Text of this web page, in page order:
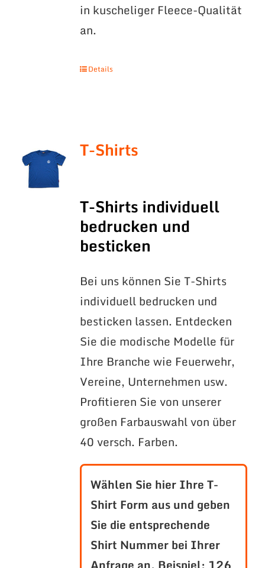
in kuscheliger Fleece-Qualität
an.
Details
T-Shirts
T-Shirts individuell
bedrucken und
besticken
Bei uns können Sie T-Shirts
individuell bedrucken und
besticken lassen. Entdecken
Sie die modische Modelle für
Ihre Branche wie Feuerwehr,
Vereine, Unternehmen usw.
Profitieren Sie von unserer
großen Farbauswahl von über
40 versch. Farben.
Wählen Sie hier Ihre T-
Shirt Form aus und geben
Sie die entsprechende
Shirt Nummer bei Ihrer